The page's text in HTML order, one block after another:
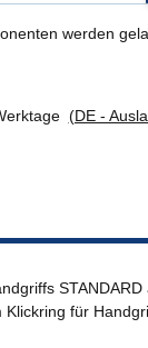
werden
(DE -
für